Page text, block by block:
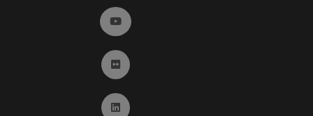
Ir a YouTube (abre en ventana nueva)
Ir a Flickr (abre en ventana nueva)
Ir a Linkedin (abre en ventana nueva)